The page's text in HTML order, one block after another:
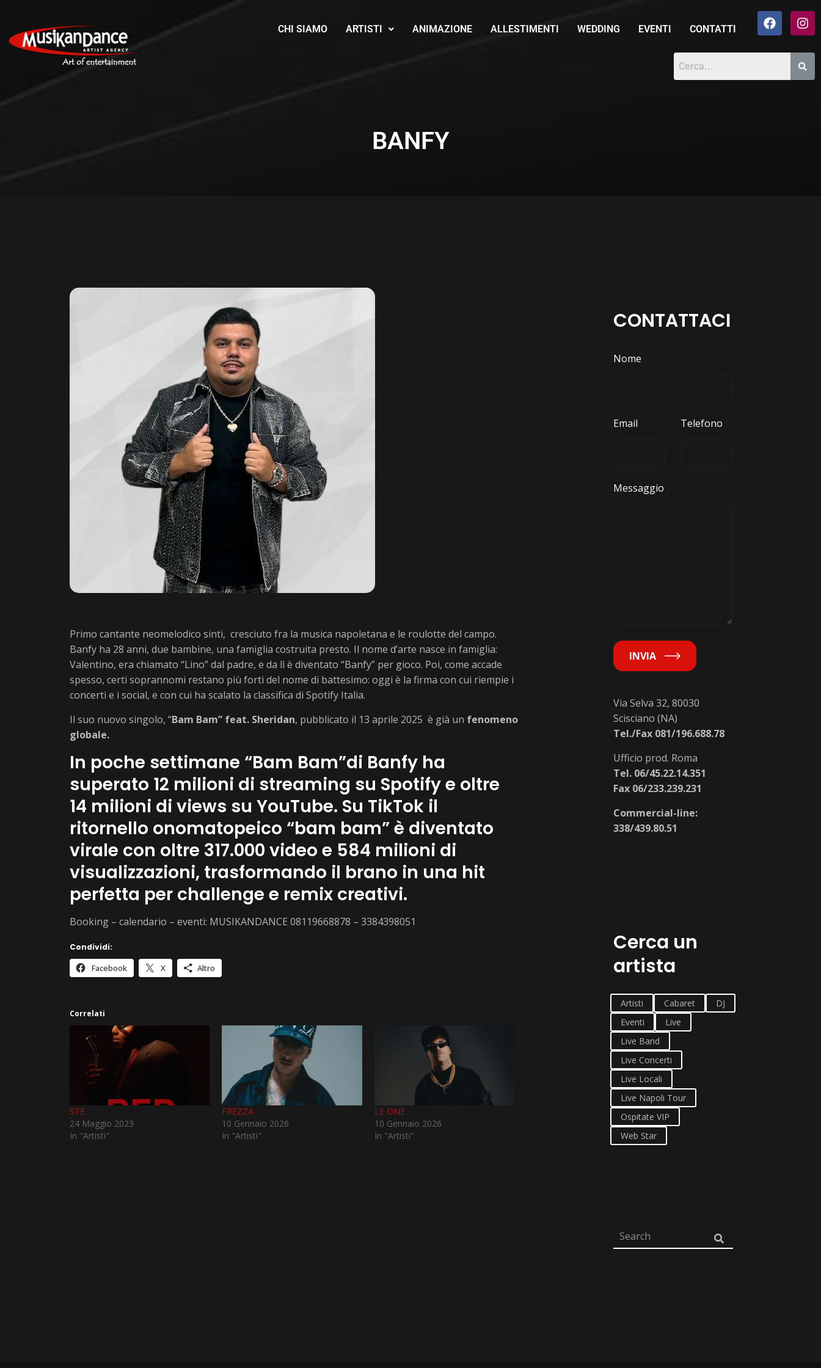
CHI SIAMO ARTISTI ANIMAZIONE ALLESTIMENTI WEDDING EVENTI CONTATTI
BANFY
Primo cantante neomelodico sinti, cresciuto fra la musica napoletana e le roulotte del campo.
Banfy ha 28 anni, due bambine, una famiglia costruita presto. Il nome d’arte nasce in famiglia:
Valentino, era chiamato “Lino” dal padre, e da lì è diventato “Banfy” per gioco. Poi, come accade
spesso, certi soprannomi restano più forti del nome di battesimo: oggi è la firma con cui riempie i
concerti e i social, e con cui ha scalato la classifica di Spotify Italia.
Il suo nuovo singolo, “Bam Bam” feat. Sheridan, pubblicato il 13 aprile 2025 è già un fenomeno
globale.
In poche settimane “Bam Bam”di Banfy ha
superato 12 milioni di streaming su Spotify e oltre
14 milioni di views su YouTube. Su TikTok il
ritornello onomatopeico “bam bam” è diventato
virale con oltre 317.000 video e 584 milioni di
visualizzazioni, trasformando il brano in una hit
perfetta per challenge e remix creativi.
Booking – calendario – eventi: MUSIKANDANCE 08119668878 – 3384398051
Condividi:
Facebook X Altro
Correlati
STE
24 Maggio 2023
In "Artisti"
FREZZA
10 Gennaio 2026
In "Artisti"
LE ONE
10 Gennaio 2026
In "Artisti"
CONTATTACI
Nome
Email Telefono
Messaggio
INVIA
Via Selva 32, 80030
Scisciano (NA)
Tel./Fax 081/196.688.78
Ufficio prod. Roma
Tel. 06/45.22.14.351
Fax 06/233.239.231
Commercial-line:
338/439.80.51
Cerca un
artista
Artisti Cabaret
DJ
Eventi
Live
Live Band
Live Concerti
Live Locali
Live Napoli Tour
Ospitate VIP
Web Star